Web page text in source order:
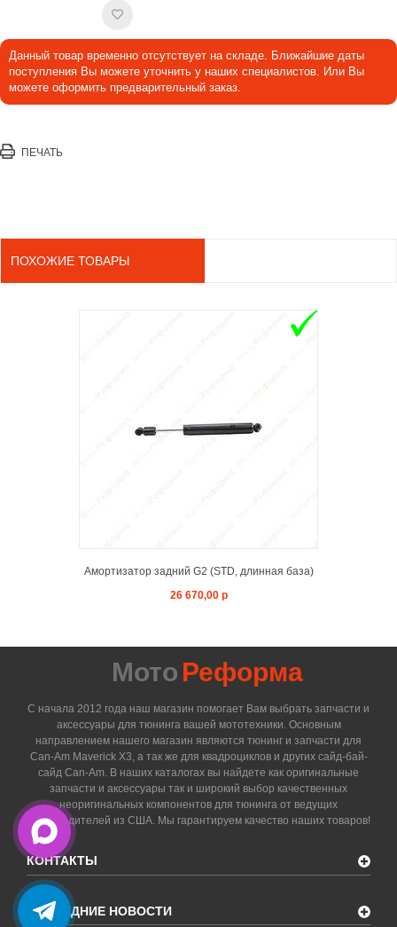
Данный товар временно отсутствует на складе. Ближайшие даты
поступления Вы можете уточнить у наших специалистов. Или Вы
можете оформить предварительный заказ.
ПЕЧАТЬ
ПОХОЖИЕ ТОВАРЫ
Амортизатор задний G2 (STD, длинная база)
26 670,00 р
Мото Реформа
С начала 2012 года наш магазин помогает Вам выбрать запчасти и
аксессуары для тюнинга вашей мототехники. Основным
направлением нашего магазин являются тюнинг и запчасти для
Can-Am Maverick X3, а так же для квадроциклов и других сайд-бай-
сайд Can-Am. В наших каталогах вы найдете как оригинальные
запчасти и аксессуары так и широкий выбор качественных
неоригинальных компонентов для тюнинга от ведущих
производителей из США. Мы гарантируем качество наших товаров!
КОНТАКТЫ
ПОСЛЕДНИЕ НОВОСТИ